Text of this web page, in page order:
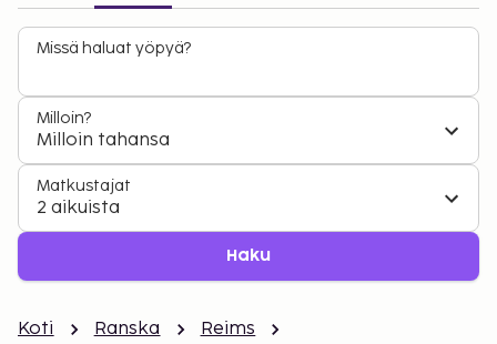
Missä haluat yöpyä?
Milloin?
Milloin tahansa
Matkustajat
2 aikuista
Haku
Koti Ranska
Reims